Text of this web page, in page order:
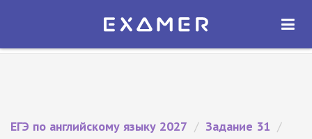
Экзамер — ЕГЭ 2027
ОТКРЫТЬ
ЕГЭ по английскому языку 2027 / Задание 31 /